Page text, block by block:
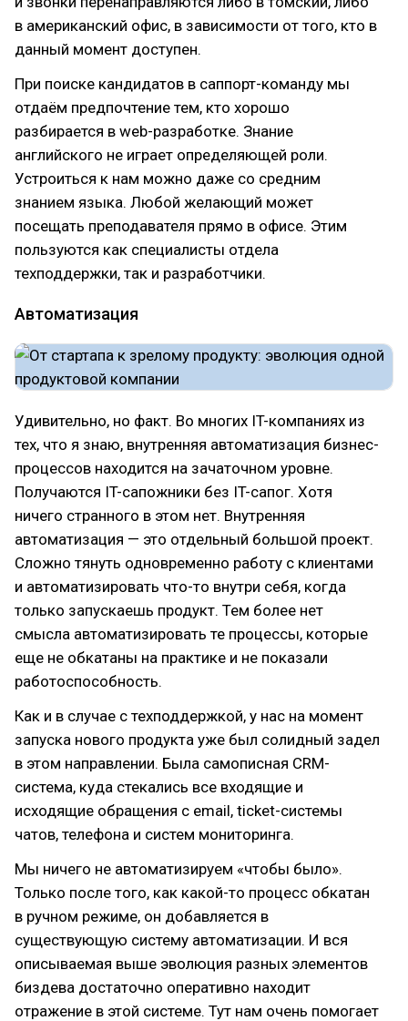
в американский офис, в зависимости от того, кто в
данный момент доступен.
При поиске кандидатов в саппорт-команду мы
отдаём предпочтение тем, кто хорошо
разбирается в web-разработке. Знание
английского не играет определяющей роли.
Устроиться к нам можно даже со средним
знанием языка. Любой желающий может
посещать преподавателя прямо в офисе. Этим
пользуются как специалисты отдела
техподдержки, так и разработчики.
Автоматизация
Удивительно, но факт. Во многих IT-компаниях из
тех, что я знаю, внутренняя автоматизация бизнес-
процессов находится на зачаточном уровне.
Получаются IT-сапожники без IT-сапог. Хотя
ничего странного в этом нет. Внутренняя
автоматизация — это отдельный большой проект.
Сложно тянуть одновременно работу с клиентами
и автоматизировать что-то внутри себя, когда
только запускаешь продукт. Тем более нет
смысла автоматизировать те процессы, которые
еще не обкатаны на практике и не показали
работоспособность.
Как и в случае с техподдержкой, у нас на момент
запуска нового продукта уже был солидный задел
в этом направлении. Была самописная CRM-
система, куда стекались все входящие и
исходящие обращения с email, ticket-системы
чатов, телефона и систем мониторинга.
Мы ничего не автоматизируем «чтобы было».
Только после того, как какой-то процесс обкатан
в ручном режиме, он добавляется в
существующую систему автоматизации. И вся
описываемая выше эволюция разных элементов
биздева достаточно оперативно находит
отражение в этой системе. Тут нам очень помогает